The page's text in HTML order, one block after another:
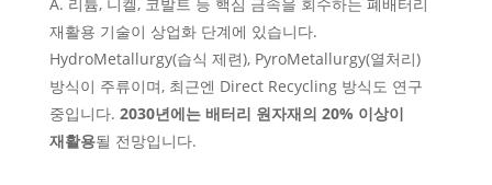
재활용 기술이 상업화 단계에 있습니다.
HydroMetallurgy(습식 제련), PyroMetallurgy(열처리)
방식이 주류이며, 최근엔 Direct Recycling 방식도 연구
중입니다. 2030년에는 배터리 원자재의 20% 이상이
재활용될 전망입니다.